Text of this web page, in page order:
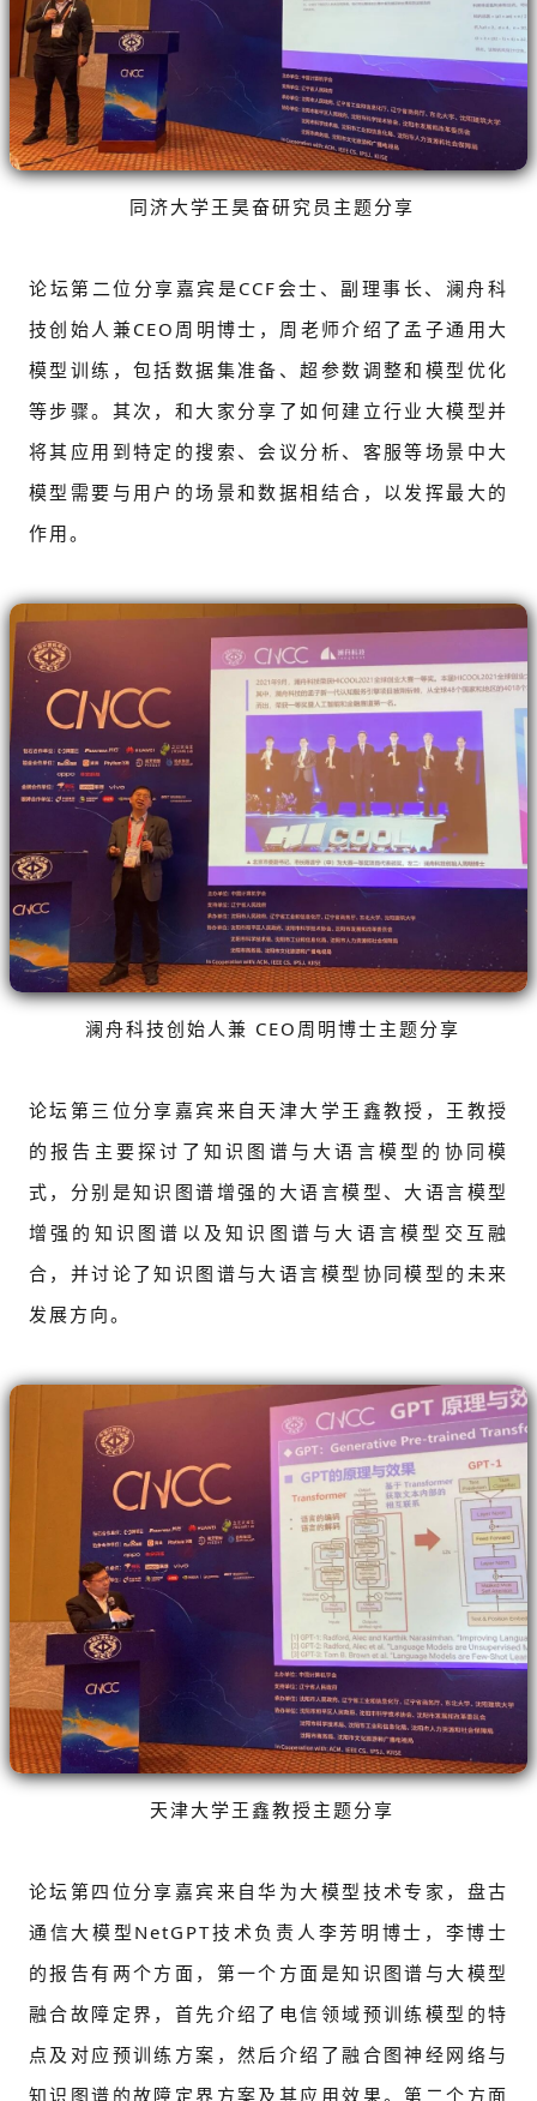
同济大学王昊奋研究员主题分享
论坛第二位分享嘉宾是CCF会士、副理事长、 澜舟科
技创始人兼CEO周明博士，周老师介绍了孟子通用大
模型训练，包括数据集准备、超参数调整和模型优化
等步骤。其次，和大家分享了如何建立行业大模型并
将其应用到特定的搜索、会议分析、客服等场景中大
模型需要与用户的场景和数据相结合，以发挥最大的
作用。
澜舟科技创始人兼 CEO周明博士主题分享
论坛第三位分享嘉宾来自天津大学王鑫教授，王教授
的报告主要探讨了知识图谱与大语言模型的协同模
式，分别是知识图谱增强的大语言模型、大语言模型
增强的知识图谱以及知识图谱与大语言模型交互融
合，并讨论了知识图谱与大语言模型协同模型的未来
发展方向。
天津大学王鑫教授主题分享
论坛第四位分享嘉宾来自华为大模型技术专家，盘古
通信大模型NetGPT技术负责人李芳明博士，李博士
的报告有两个方面，第一个方面是知识图谱与大模型
融合故障定界，首先介绍了电信领域预训练模型的特
点及对应预训练方案，然后介绍了融合图神经网络与
知识图谱的故障定界方案及其应用效果。第二个方面